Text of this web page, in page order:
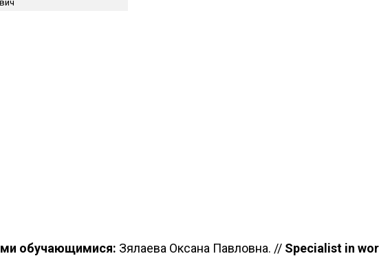
обучающимися: Зялаева Оксана Павловна. // Specialist in